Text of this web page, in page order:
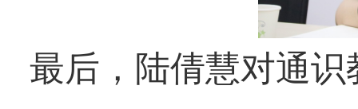
最后，陆倩慧对通